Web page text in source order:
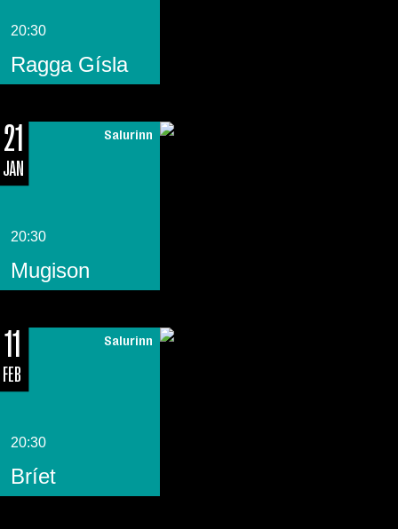
20:30
Ragga Gísla
21
JAN
Salurinn
20:30
Mugison
11
FEB
Salurinn
20:30
Bríet